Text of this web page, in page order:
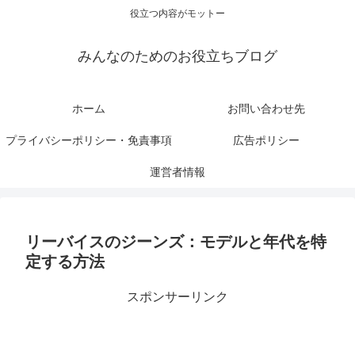
役立つ内容がモットー
みんなのためのお役立ちブログ
ホーム お問い合わせ先
プライバシーポリシー・免責事項 広告ポリシー
運営者情報
リーバイスのジーンズ：モデルと年代を特
定する方法
スポンサーリンク